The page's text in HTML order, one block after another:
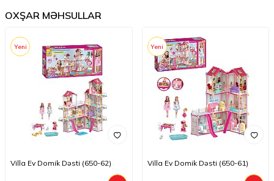
OXŞAR MƏHSULLAR
Yeni
Villa Ev Domik Dəsti (650-62)
Yeni
Villa Ev Domik Dəsti (650-61)